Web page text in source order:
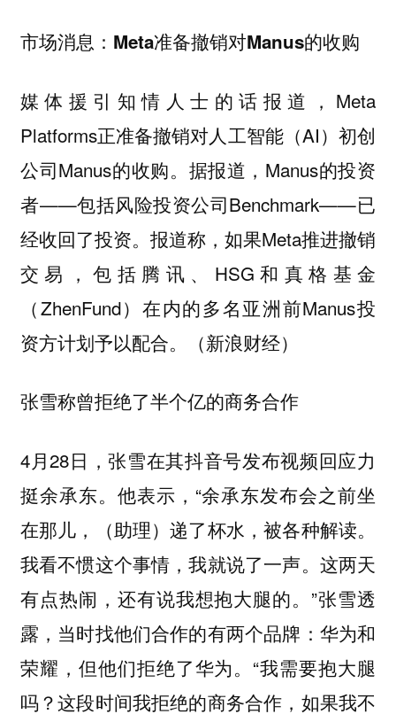
市场消息：Meta准备撤销对Manus的收购
媒体援引知情人士的话报道，Meta
Platforms正准备撤销对人工智能（AI）初创
公司Manus的收购。据报道，Manus的投资
者——包括风险投资公司Benchmark——已
经收回了投资。报道称，如果Meta推进撤销
交易，包括腾讯、HSG和真格基金
（ZhenFund）在内的多名亚洲前Manus投
资方计划予以配合。（新浪财经）
张雪称曾拒绝了半个亿的商务合作
4月28日，张雪在其抖音号发布视频回应力
挺余承东。他表示，“余承东发布会之前坐
在那儿，（助理）递了杯水，被各种解读。
我看不惯这个事情，我就说了一声。这两天
有点热闹，还有说我想抱大腿的。”张雪透
露，当时找他们合作的有两个品牌：华为和
荣耀，但他们拒绝了华为。“我需要抱大腿
吗？这段时间我拒绝的商务合作，如果我不